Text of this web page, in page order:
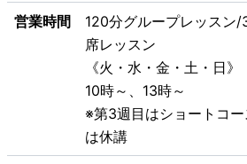
営業時間
120分グループレッスン
席レッスン
《火・水・金・土・日》
10時～、13時～
※第3週目はショートコ
は休講